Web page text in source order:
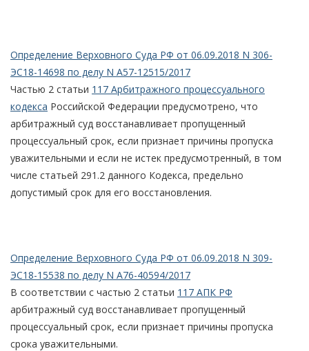
Определение Верховного Суда РФ от 06.09.2018 N 306-
ЭС18-14698 по делу N А57-12515/2017
Частью 2 статьи 117 Арбитражного процессуального
кодекса Российской Федерации предусмотрено, что
арбитражный суд восстанавливает пропущенный
процессуальный срок, если признает причины пропуска
уважительными и если не истек предусмотренный, в том
числе статьей 291.2 данного Кодекса, предельно
допустимый срок для его восстановления.
Определение Верховного Суда РФ от 06.09.2018 N 309-
ЭС18-15538 по делу N А76-40594/2017
В соответствии с частью 2 статьи 117 АПК РФ
арбитражный суд восстанавливает пропущенный
процессуальный срок, если признает причины пропуска
срока уважительными.